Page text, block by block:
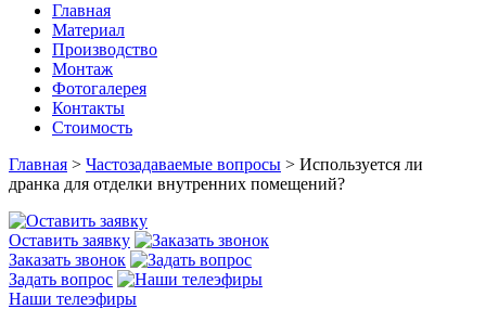
Главная
Материал
Производство
Монтаж
Фотогалерея
Контакты
Стоимость
Главная > Частозадаваемые вопросы > Используется ли
дранка для отделки внутренних помещений?
Оставить заявку
Заказать звонок
Задать вопрос
Наши телеэфиры